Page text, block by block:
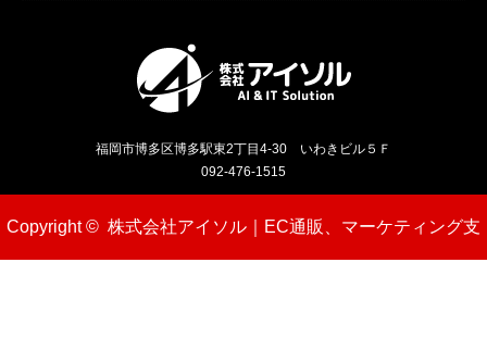
福岡市博多区博多駅東2丁目4-30 いわきビル５Ｆ
092-476-1515
Copyright © 株式会社アイソル｜EC通販、マーケティング支